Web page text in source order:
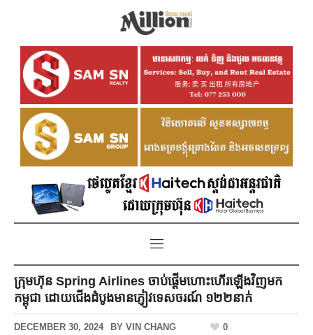
ក្រុមហ៊ុន Spring Airlines ចាប់ផ្តើមហោះហើរឡើងវិញមក
កម្ពុជា ដោយជើងដំបូងមានភ្ញៀវទេសចរណ៍ ១២២នាក់
DECEMBER 30, 2024 BY VIN CHANG 0